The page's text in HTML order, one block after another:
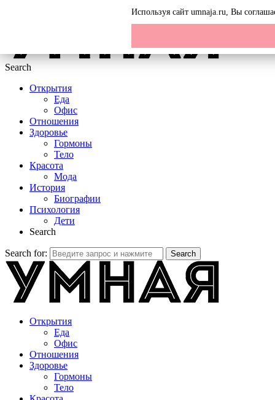
Search
Открытия
Еда
Офис
Отношения
Здоровье
Гормоны
Тело
Красота
Мода
История
Биографии
Психология
Дети
Search
Search for: Search
Открытия
Еда
Офис
Отношения
Здоровье
Гормоны
Тело
Используя сайт umnaja.ru, Вы